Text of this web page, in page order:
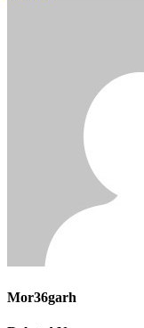
Mor36garh